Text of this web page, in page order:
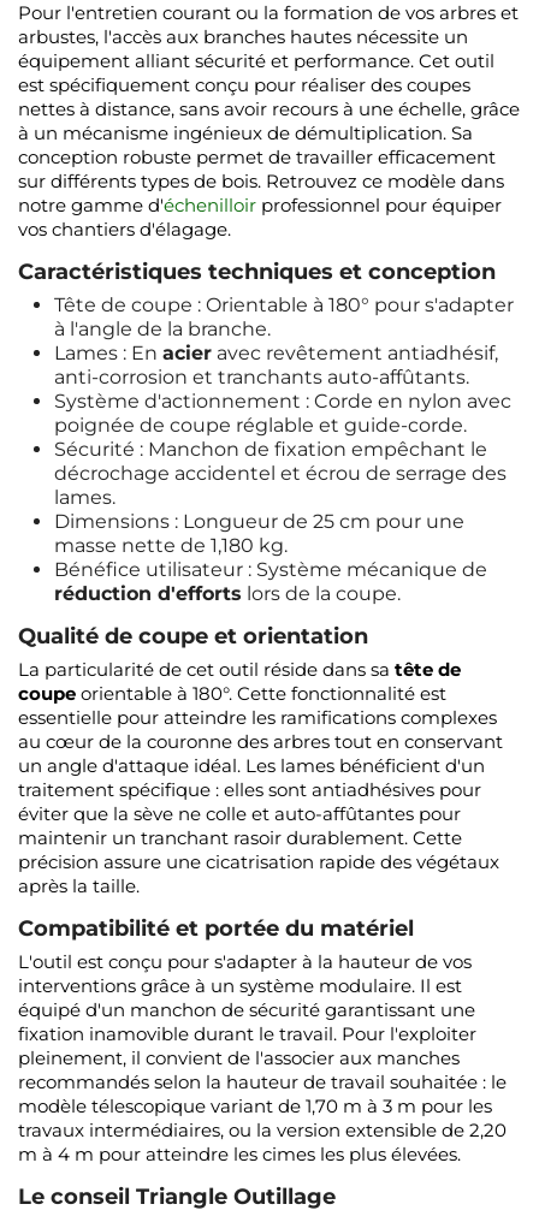
Pour l'entretien courant ou la formation de vos arbres et
arbustes, l'accès aux branches hautes nécessite un
équipement alliant sécurité et performance. Cet outil
est spécifiquement conçu pour réaliser des coupes
nettes à distance, sans avoir recours à une échelle, grâce
à un mécanisme ingénieux de démultiplication. Sa
conception robuste permet de travailler efficacement
sur différents types de bois. Retrouvez ce modèle dans
notre gamme d'échenilloir professionnel pour équiper
vos chantiers d'élagage.
Caractéristiques techniques et conception
Tête de coupe : Orientable à 180° pour s'adapter
à l'angle de la branche.
Lames : En acier avec revêtement antiadhésif,
anti-corrosion et tranchants auto-affûtants.
Système d'actionnement : Corde en nylon avec
poignée de coupe réglable et guide-corde.
Sécurité : Manchon de fixation empêchant le
décrochage accidentel et écrou de serrage des
lames.
Dimensions : Longueur de 25 cm pour une
masse nette de 1,180 kg.
Bénéfice utilisateur : Système mécanique de
réduction d'efforts lors de la coupe.
Qualité de coupe et orientation
La particularité de cet outil réside dans sa tête de
coupe orientable à 180°. Cette fonctionnalité est
essentielle pour atteindre les ramifications complexes
au cœur de la couronne des arbres tout en conservant
un angle d'attaque idéal. Les lames bénéficient d'un
traitement spécifique : elles sont antiadhésives pour
éviter que la sève ne colle et auto-affûtantes pour
maintenir un tranchant rasoir durablement. Cette
précision assure une cicatrisation rapide des végétaux
après la taille.
Compatibilité et portée du matériel
L'outil est conçu pour s'adapter à la hauteur de vos
interventions grâce à un système modulaire. Il est
équipé d'un manchon de sécurité garantissant une
fixation inamovible durant le travail. Pour l'exploiter
pleinement, il convient de l'associer aux manches
recommandés selon la hauteur de travail souhaitée : le
modèle télescopique variant de 1,70 m à 3 m pour les
travaux intermédiaires, ou la version extensible de 2,20
m à 4 m pour atteindre les cimes les plus élevées.
Le conseil Triangle Outillage